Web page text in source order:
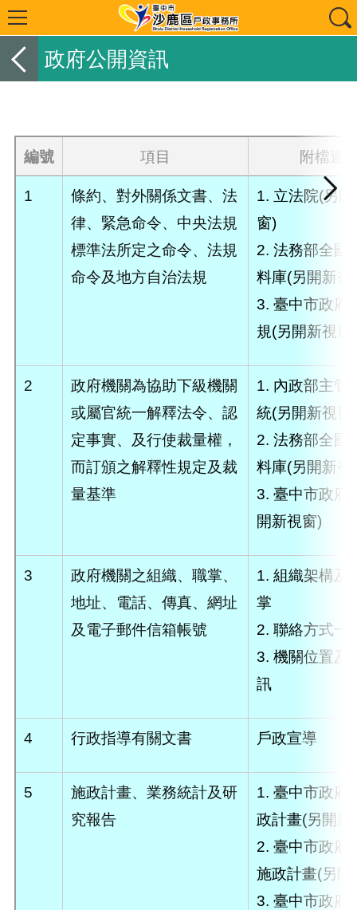
政府公開資訊
編號 項目 附檔連
1
條約、對外關係文書、法
律、緊急命令、中央法規
標準法所定之命令、法規
命令及地方自治法規
1. 立法院(另
窗)
2. 法務部全國
料庫(另開新視
3. 臺中市政府
規(另開新視窗)
2
政府機關為協助下級機關
或屬官統一解釋法令、認
定事實、及行使裁量權，
而訂頒之解釋性規定及裁
量基準
1. 內政部主管
統(另開新視窗)
2. 法務部全國
料庫(另開新視
3. 臺中市政府
開新視窗)
3
政府機關之組織、職掌、
地址、電話、傳真、網址
及電子郵件信箱帳號
1. 組織架構及
掌
2. 聯絡方式一
3. 機關位置及
訊
4 行政指導有關文書 戶政宣導
5
施政計畫、業務統計及研
究報告
1. 臺中市政府
政計畫(另開新
2. 臺中市政府
施政計畫(另開
3. 臺中市政府